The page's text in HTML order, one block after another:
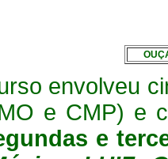
envolveu
e CMP) e
e